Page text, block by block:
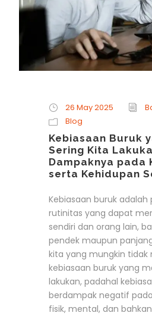
26 May 2025
Blog
Kebiasaan Buruk
Sering Kita
Dampaknya pada
serta Kehidupan
Kebiasaan buruk adalah
rutinitas yang dapat
sendiri dan orang lain,
pendek maupun
kita yang mungkin tidak
kebiasaan buruk yang
lakukan, padahal
berdampak negatif
fisik, mental, dan